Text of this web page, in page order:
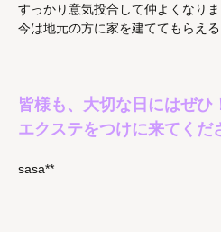
すっかり意気投合して仲よくなりま
今は地元の方に家を建ててもらえ
皆様も、大切な日にはぜひ
エクステをつけに来てくだ
sasa**